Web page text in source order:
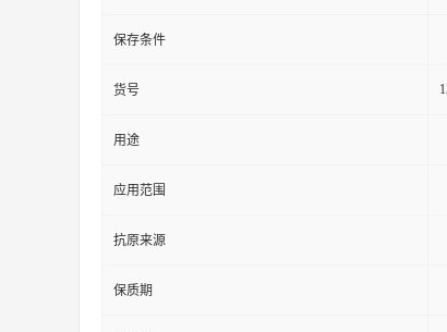
保存条件
货号
用途
应用范围
抗原来源
保质期